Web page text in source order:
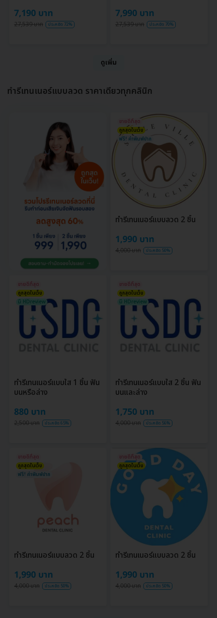
7,190 บาท
27,539 บาท ประหยัด 72%
7,990 บาท
27,539 บาท ประหยัด 70%
ดูเพิ่ม
ทำรีเทนเนอร์แบบลวด ราคาเดียวทุกคลินิก
ขายดีที่สุด
ถูกสุดในเว็บ
ฟรี! ค่าพิมพ์ปาก
ทำรีเทนเนอร์แบบลวด 2 ชิ้น
1,990 บาท
4,000 บาท ประหยัด 50%
ขายดีที่สุด
ถูกสุดในเว็บ
มี HDreview
ทำรีเทนเนอร์แบบใส 1 ชิ้น ฟัน
บนหรือล่าง
880 บาท
2,500 บาท ประหยัด 65%
ขายดีที่สุด
ถูกสุดในเว็บ
มี HDreview
ทำรีเทนเนอร์แบบใส 2 ชิ้น ฟัน
บนและล่าง
1,750 บาท
4,000 บาท ประหยัด 56%
ขายดีที่สุด
ถูกสุดในเว็บ
ฟรี! ค่าพิมพ์ปาก
ทำรีเทนเนอร์แบบลวด 2 ชิ้น
1,990 บาท
4,000 บาท ประหยัด 50%
ขายดีที่สุด
ถูกสุดในเว็บ
ทำรีเทนเนอร์แบบลวด 2 ชิ้น
1,990 บาท
4,000 บาท ประหยัด 50%